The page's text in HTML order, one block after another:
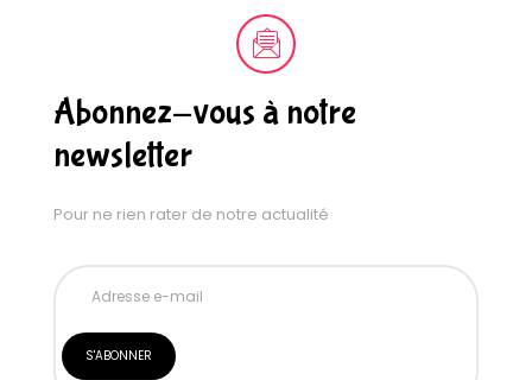
Abonnez-vous à notre
newsletter
Pour ne rien rater de notre actualité